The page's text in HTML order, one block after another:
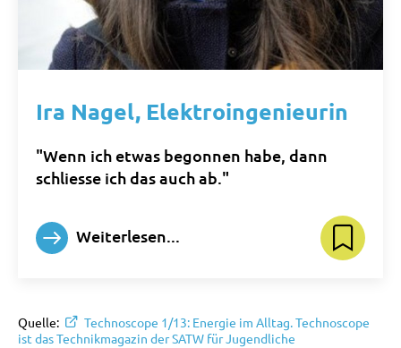
Ira Nagel, Elektroingenieurin
"Wenn ich etwas begonnen habe, dann
schliesse ich das auch ab."
Weiterlesen...
Quelle:
Technoscope 1/13: Energie im Alltag. Technoscope
ist das Technikmagazin der SATW für Jugendliche